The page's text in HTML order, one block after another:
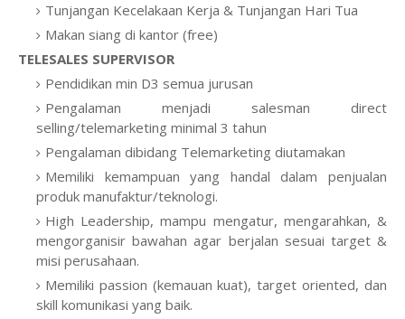
Tunjangan Kecelakaan Kerja & Tunjangan Hari Tua
Makan siang di kantor (free)
TELESALES SUPERVISOR
Pendidikan min D3 semua jurusan
Pengalaman menjadi salesman direct
selling/telemarketing minimal 3 tahun
Pengalaman dibidang Telemarketing diutamakan
Memiliki kemampuan yang handal dalam penjualan
produk manufaktur/teknologi.
High Leadership, mampu mengatur, mengarahkan, &
mengorganisir bawahan agar berjalan sesuai target &
misi perusahaan.
Memiliki passion (kemauan kuat), target oriented, dan
skill komunikasi yang baik.